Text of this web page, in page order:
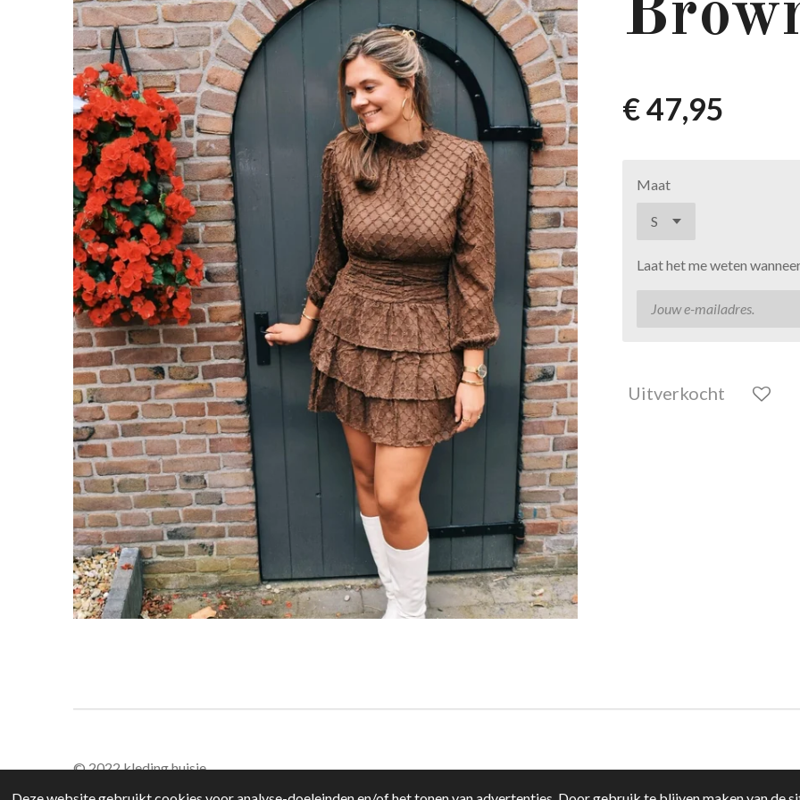
€ 47,95
Maat
Laat het me weten
Uitverkocht
© 2022 kleding huisje